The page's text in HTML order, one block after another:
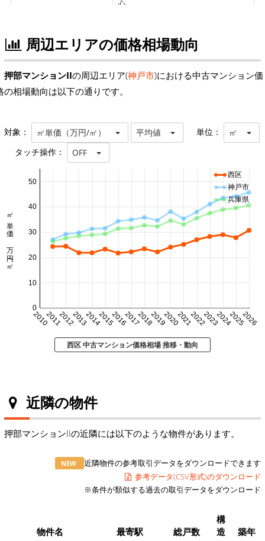
周辺エリアの価格相場動向
押部マンションIIの周辺エリア(神戸市)における中古マンション価
の相場動向は以下の通りです。
対象： ㎡単価（万円/㎡） 平均値 単位： ㎡
タッチ操作： OFF
20102011201220132014201520162017201820192020202120222023202420252026
0
10
20
30
40
50
㎡単価 万円/㎡
西区
神戸市
兵庫県
西区 中古マンション価格相場 推移・動向
近隣の物件
押部マンションIIの近隣には以下のような物件があります。
NEW
近隣物件の参考取引データをダウンロードできます
参考データ(CSV形式)のダウンロード
※条件が類似する過去の取引データをダウンロード
物件名 最寄駅 総戸数
構
造
築年